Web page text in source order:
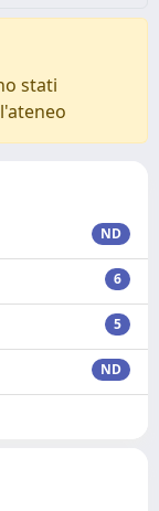
stati
ND
6
5
ND